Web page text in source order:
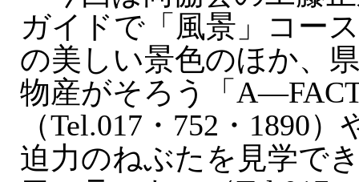
ガイドで「風景」コー
の美しい景色のほか、
物産がそろう「
（Tel.017・752・1890
迫力のねぶたを見学で